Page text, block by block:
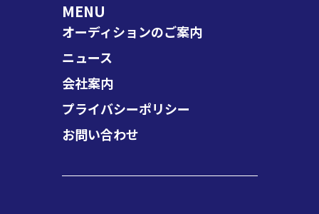
MENU
オーディションのご案内
ニュース
会社案内
プライバシーポリシー
お問い合わせ